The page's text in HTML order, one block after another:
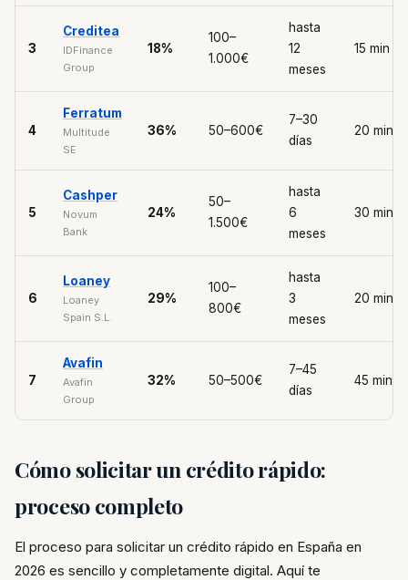
3
Creditea
IDFinance
Group
18%
100–
1.000€
hasta
12
meses
15 min
4
Ferratum
Multitude
SE
36% 50–600€
7–30
días
20 min
5
Cashper
Novum
Bank
24%
50–
1.500€
hasta
6
meses
30 min
6
Loaney
Loaney
Spain S.L.
29%
100–
800€
hasta
3
meses
20 min
7
Avafin
Avafin
Group
32% 50–500€
7–45
días
45 min
Cómo solicitar un crédito rápido:
proceso completo
El proceso para solicitar un crédito rápido en España en
2026 es sencillo y completamente digital. Aquí te